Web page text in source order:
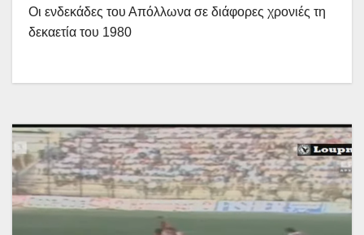
Οι ενδεκάδες του Απόλλωνα σε διάφορες χρονιές τη
δεκαετία του 1980